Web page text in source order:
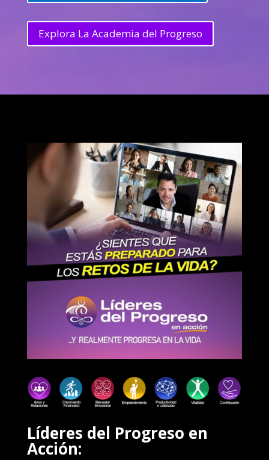
Explora La Academia del Progreso
Líderes del Progreso en
Acción: